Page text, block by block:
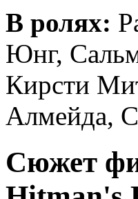
В ролях:
Юнг,
Кирсти
Алмейда,
Сюжет